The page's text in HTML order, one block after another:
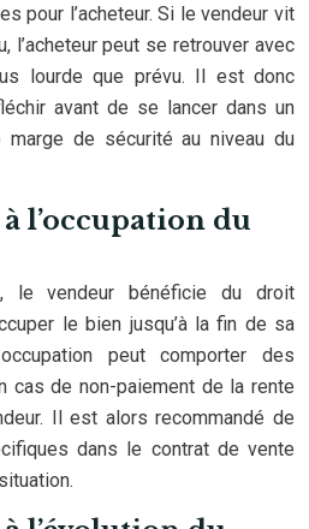
pour l’acheteur. Si le vendeur vit
l’acheteur peut se retrouver avec
lourde que prévu. Il est donc
avant de se lancer dans un
de sécurité au niveau du
l’occupation du
le vendeur bénéficie du droit
le bien jusqu’à la fin de sa
peut comporter des
cas de non-paiement de la rente
Il est alors recommandé de
dans le contrat de vente